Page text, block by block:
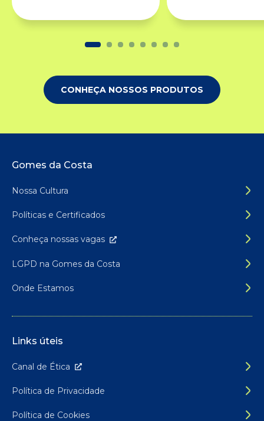
CONHEÇA NOSSOS PRODUTOS
Rodapé do site
Gomes da Costa
Nossa Cultura
Políticas e Certificados
Conheça nossas vagas
LGPD na Gomes da Costa
Onde Estamos
Links úteis
Canal de Ética
Política de Privacidade
Política de Cookies